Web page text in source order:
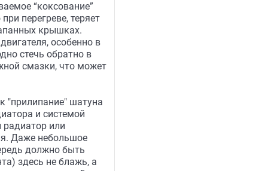
“коксование”
перегреве, теряет
крышках.
особенно в
стечь обратно в
смазки, что может
"прилипание" шатуна
и системой
или
Даже небольшое
должно быть
здесь не блажь, а